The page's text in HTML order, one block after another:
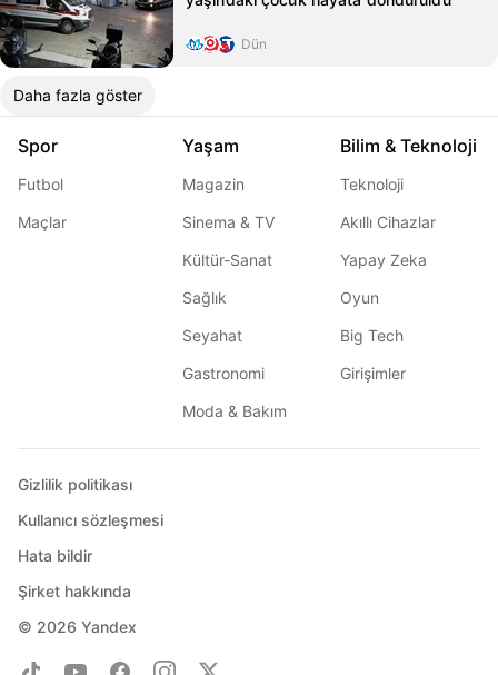
Dün
Daha fazla göster
Spor
Futbol
Maçlar
Yaşam
Magazin
Sinema & TV
Kültür-Sanat
Sağlık
Seyahat
Gastronomi
Moda & Bakım
Bilim & Teknoloji
Teknoloji
Akıllı Cihazlar
Yapay Zeka
Oyun
Big Tech
Girişimler
© 2026 Yandex
Gizlilik politikası
Kullanıcı sözleşmesi
Hata bildir
Şirket hakkında